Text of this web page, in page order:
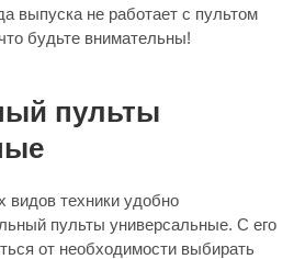
выпуска не работает с пультом
будьте внимательны!
пульты
видов техники удобно
пульты универсальные. С его
от необходимости выбирать